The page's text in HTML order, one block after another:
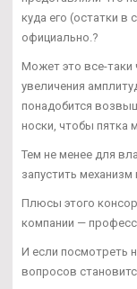
куда его (остатки
официально.?
Может это все-таки
увеличения
понадобится
носки, чтобы пятка
Тем не менее для
запустить
Плюсы этого
компании —
И если посмотреть
вопросов